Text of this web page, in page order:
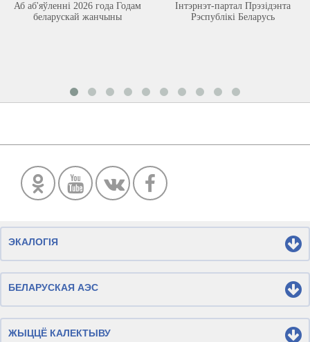
Аб аб'яўленні 2026 года Годам
беларускай жанчыны
Інтэрнэт-партал Прэзідэнта
Рэспублікі Беларусь
ЭКАЛОГІЯ
БЕЛАРУСКАЯ АЭС
ЖЫЦЦЁ КАЛЕКТЫВУ